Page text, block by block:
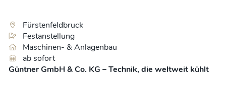
Fürstenfeldbruck
Festanstellung
Maschinen- & Anlagenbau
ab sofort
Güntner GmbH & Co. KG – Technik, die weltweit kühlt